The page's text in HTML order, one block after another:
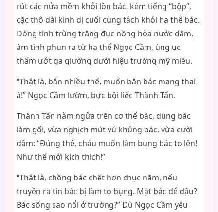
rút cặc nửa mềm khỏi lồn bác, kèm tiếng “bộp”,
cặc thô dài kinh dị cuối cùng tách khỏi hạ thể bác.
Dòng tinh trùng trắng đục nồng hòa nước dâm,
âm tinh phun ra từ hạ thể Ngọc Cầm, ùng ục
thấm ướt ga giường dưới hiệu trưởng mỹ miều.
“Thật là, bắn nhiều thế, muốn bắn bác mang thai
à!” Ngọc Cầm lườm, bực bội liếc Thành Tấn.
Thành Tấn nằm ngửa trên cơ thể bác, dùng bác
làm gối, vừa nghịch mút vú khủng bác, vừa cười
dâm: “Đúng thế, cháu muốn làm bụng bác to lên!
Như thế mới kích thích!”
“Thật là, chồng bác chết hơn chục năm, nếu
truyền ra tin bác bị làm to bụng. Mặt bác để đâu?
Bác sống sao nổi ở trường?” Dù Ngọc Cầm yêu